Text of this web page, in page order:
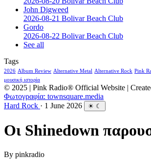
John Digweed
2026-08-21 Bolivar Beach Club
Gordo
2026-08-22 Bolivar Beach Club
See all
Tags
2026 Album Review Alternative Metal Alternative Rock Pink
μουσική ιστορία
© 2025 | Pink Radio® Official Website |
Φωτογραφία: townsquare.media
Hard Rock · 1 June 2026 ☀ ☾
Οι Shinedown
By pinkradio